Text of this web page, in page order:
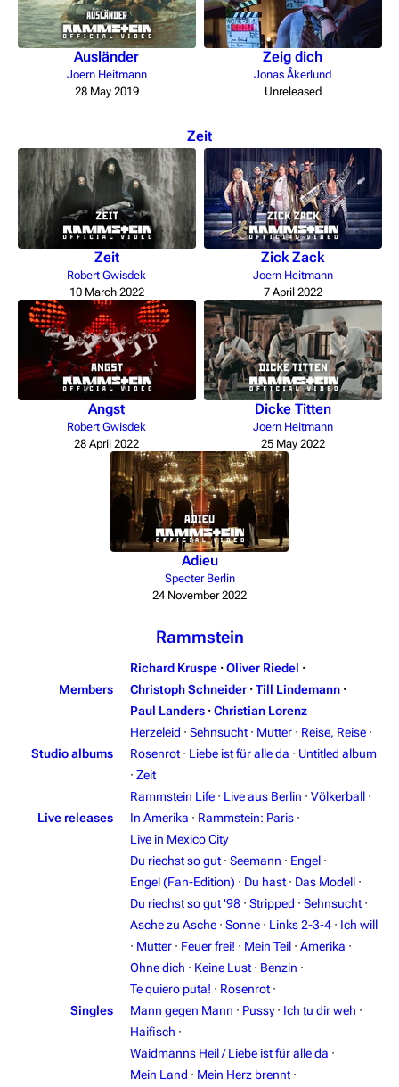
Navigation
Random page
Contact
Rammstein
Information
Discography
Videography
Song list
Tour dates
Lindemann
Ausländer
Joern Heitmann
28 May 2019
Zeig dich
Jonas Åkerlund
Unreleased
Zeit
Zeit
Robert Gwisdek
10 March 2022
Zick Zack
Joern Heitmann
7 April 2022
Angst
Robert Gwisdek
28 April 2022
Dicke Titten
Joern Heitmann
25 May 2022
Adieu
Specter Berlin
24 November 2022
Rammstein
Members
Richard Kruspe · Oliver Riedel ·
Christoph Schneider · Till Lindemann ·
Paul Landers · Christian Lorenz
Studio albums
Herzeleid · Sehnsucht · Mutter · Reise, Reise ·
Rosenrot · Liebe ist für alle da · Untitled album
· Zeit
Live releases
Rammstein Life · Live aus Berlin · Völkerball ·
In Amerika · Rammstein: Paris ·
Live in Mexico City
Singles
Du riechst so gut · Seemann · Engel ·
Engel (Fan-Edition) · Du hast · Das Modell ·
Du riechst so gut '98 · Stripped · Sehnsucht ·
Asche zu Asche · Sonne · Links 2-3-4 · Ich will
· Mutter · Feuer frei! · Mein Teil · Amerika ·
Ohne dich · Keine Lust · Benzin ·
Te quiero puta! · Rosenrot ·
Mann gegen Mann · Pussy · Ich tu dir weh ·
Haifisch ·
Waidmanns Heil / Liebe ist für alle da ·
Mein Land · Mein Herz brennt ·